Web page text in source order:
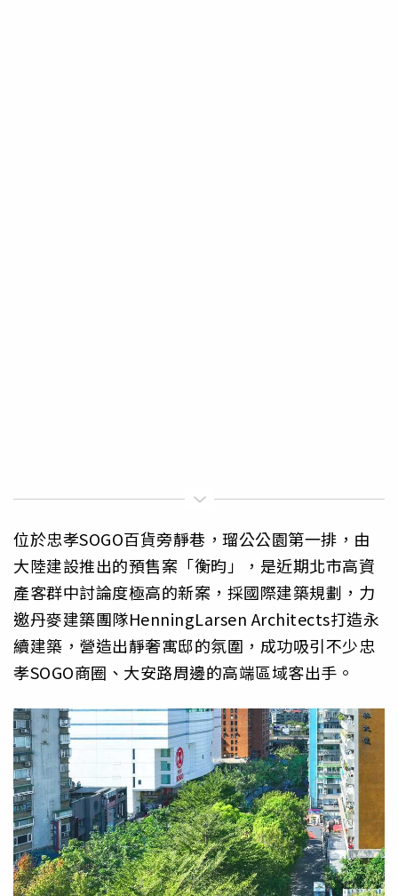
位於忠孝SOGO百貨旁靜巷，瑠公公園第一排，由
大陸建設推出的預售案「衡昀」，是近期北市高資
產客群中討論度極高的新案，採國際建築規劃，力
邀丹麥建築團隊HenningLarsen Architects打造永
續建築，營造出靜奢寓邸的氛圍，成功吸引不少忠
孝SOGO商圈、大安路周邊的高端區域客出手。